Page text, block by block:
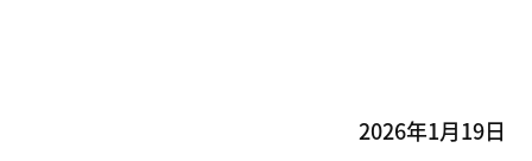
2026年1月19日